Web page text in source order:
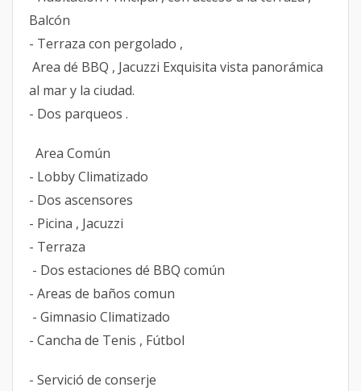
Balcón
- Terraza con pergolado ,
Area dé BBQ , Jacuzzi Exquisita vista panorámica
al mar y la ciudad.
- Dos parqueos .
Area Común
- Lobby Climatizado
- Dos ascensores
- Picina , Jacuzzi
- Terraza
- Dos estaciones dé BBQ común
- Areas de baños comun
- Gimnasio Climatizado
- Cancha de Tenis , Fútbol
- Servició de conserje